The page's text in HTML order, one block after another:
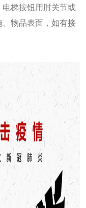
梯按钮用肘关节或
物品表面，如有接